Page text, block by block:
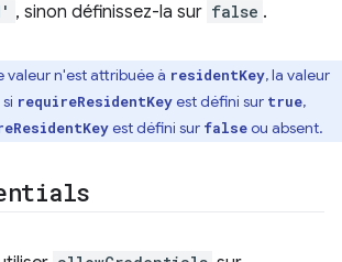
, sinon définissez-la sur false .
valeur n'est attribuée à residentKey, la valeur
si requireResidentKeyest défini sur true,
est défini sur falseou absent.